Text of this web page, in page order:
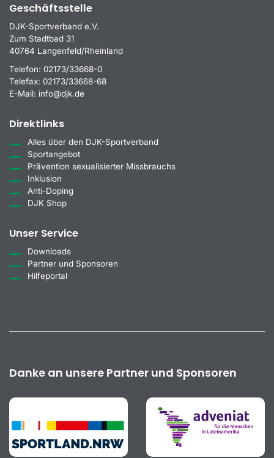
Geschäftsstelle
DJK-Sportverband e.V.
Zum Stadtbad 31
40764 Langenfeld/Rheinland
Telefon: 02173/33668-0
Telefax: 02173/33668-68
E-Mail: info@djk.de
Direktlinks
Alles über den DJK-Sportverband
Sportangebot
Prävention sexualisierter Missbrauchs
Inklusion
Anti-Doping
DJK Shop
Unser Service
Downloads
Partner und Sponsoren
Hilfeportal
Danke an unsere Partner und Sponsoren